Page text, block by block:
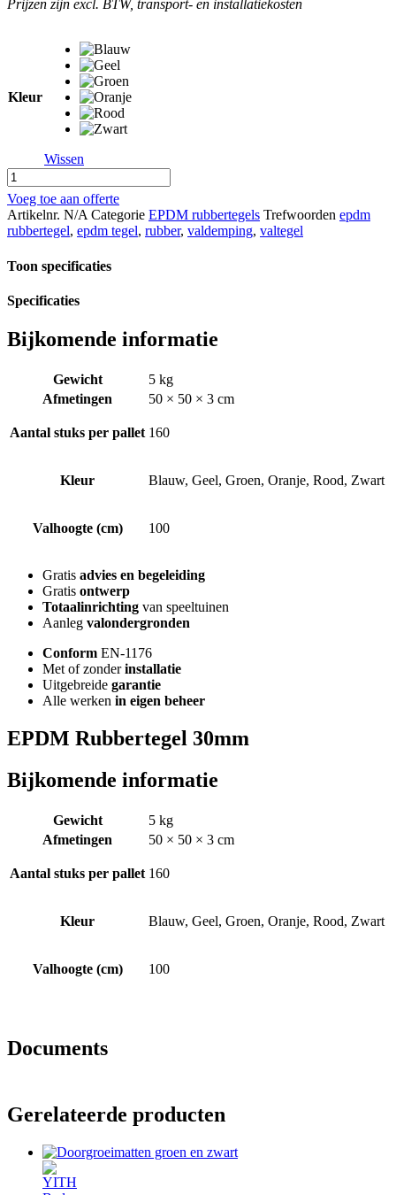
tot
Prijzen zijn excl. BTW, transport- en installatiekosten
Kleur
Wissen
EPDM
Rubbertegel
30mm
aantal
Voeg toe aan offerte
Artikelnr. N/A Categorie EPDM rubbertegels Trefwoorden epdm
rubbertegel, epdm tegel, rubber, valdemping, valtegel
Toon specificaties
Specificaties
Bijkomende informatie
Gewicht
5 kg
Afmetingen
50 × 50 × 3 cm
Aantal stuks per pallet 160
Kleur Blauw, Geel, Groen, Oranje, Rood, Zwart
Valhoogte (cm) 100
Gratis advies en begeleiding
Gratis ontwerp
Totaalinrichting van speeltuinen
Aanleg valondergronden
Conform EN-1176
Met of zonderinstallatie
Uitgebreide garantie
Alle werken in eigen beheer
EPDM Rubbertegel 30mm
Bijkomende informatie
Gewicht
5 kg
Afmetingen
50 × 50 × 3 cm
Aantal stuks per pallet 160
Kleur Blauw, Geel, Groen, Oranje, Rood, Zwart
Valhoogte (cm) 100
Documents
Gerelateerde producten